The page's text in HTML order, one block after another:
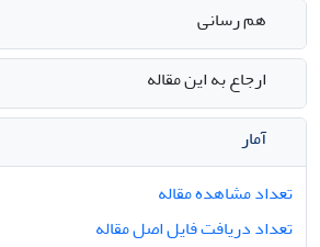
هم رسانی
ارجاع به این مقاله
آمار
تعداد مشاهده مقاله
تعداد دریافت فایل اصل مقاله